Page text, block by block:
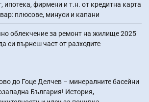
ипотека, фирмени и т.н. от кредитна карта
плюсове, минуси и капани
облекчение за ремонт на жилище 2025
си върнеш част от разходите
до Гоце Делчев – минералните басейни
България! История,